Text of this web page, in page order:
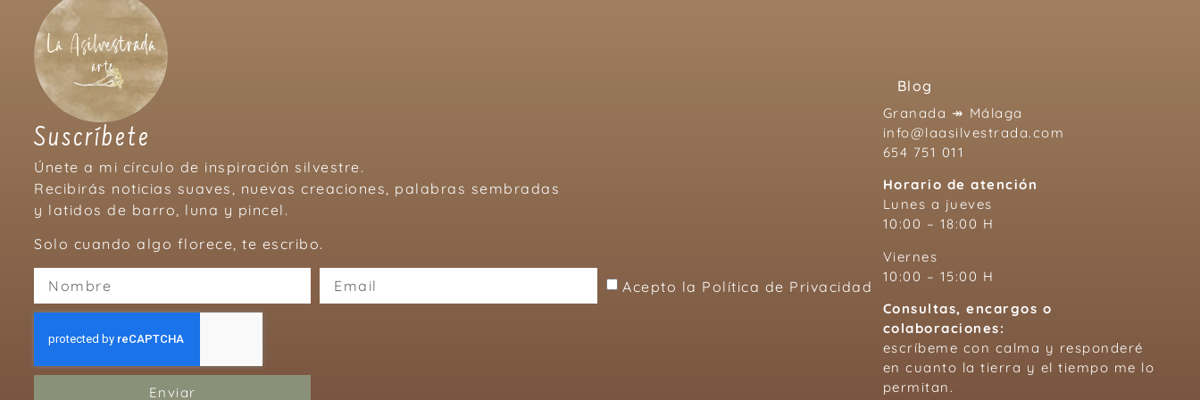
Suscríbete
Únete a mi círculo de inspiración silvestre.
Recibirás noticias suaves, nuevas creaciones, palabras sembradas
y latidos de barro, luna y pincel.
Solo cuando algo florece, te escribo.
Acepto la Política de Privacidad
Enviar
Blog
Granada ↠ Málaga
info@laasilvestrada.com
654 751 011
Horario de atención
Lunes a jueves
10:00 – 18:00 H
Viernes
10:00 – 15:00 H
Consultas, encargos o
colaboraciones:
escríbeme con calma y responderé
en cuanto la tierra y el tiempo me lo
permitan.